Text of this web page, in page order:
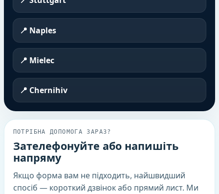
📍 Naples
📍 Mielec
📍 Chernihiv
ПОТРІБНА ДОПОМОГА ЗАРАЗ?
Зателефонуйте або напишіть
напряму
Якщо форма вам не підходить, найшвидший
спосіб — короткий дзвінок або прямий лист. Ми